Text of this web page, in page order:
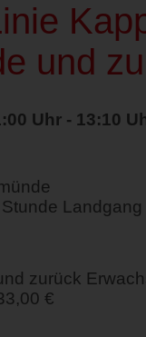
und
Uhr - 13:10
zurück
€